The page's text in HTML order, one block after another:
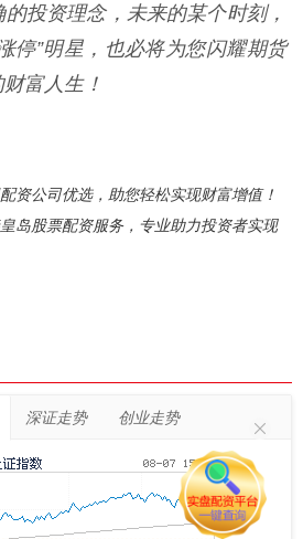
投资理念，未来的某个时刻，
停”明星，也必将为您闪耀期货
富人生！
资公司优选，助您轻松实现财富增值！
岛股票配资服务，专业助力投资者实现
深证走势 创业走势